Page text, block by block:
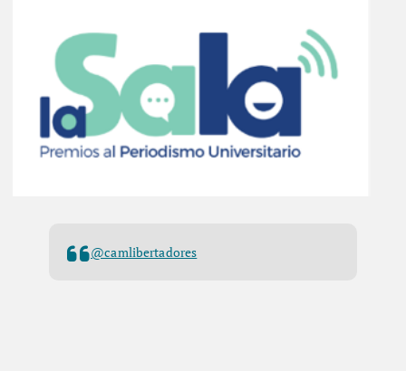
@camlibertadores